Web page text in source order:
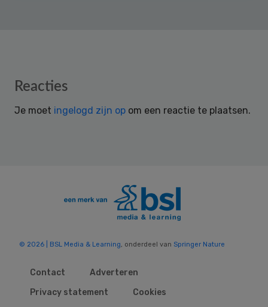
Reader
Reacties
Je moet ingelogd zijn op om een reactie te plaatsen.
© 2026 | BSL Media & Learning, onderdeel van Springer Nature
Contact
Adverteren
Privacy statement
Cookies